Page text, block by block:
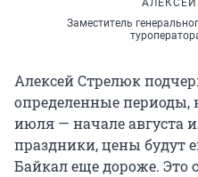
Заместитель
Алексей Стрелюк
определенные периоды,
июля — начале августа
праздники, цены
Байкал еще дороже. Это